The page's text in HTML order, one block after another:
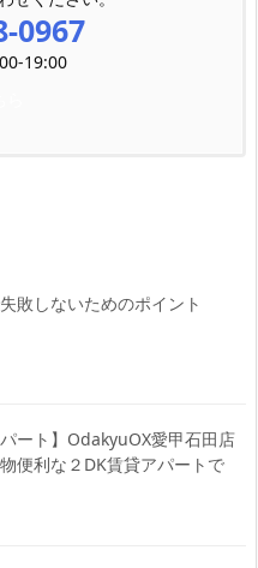
0967
19:00
敗しないためのポイント
ート】OdakyuOX愛甲石田店
便利な２DK賃貸アパートで